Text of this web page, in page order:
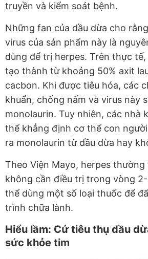
truyền và kiểm soát bệnh.
Những fan của dầu dừa cho
virus của sản phẩm này là
dùng để trị herpes. Trên thực
tạo thành từ khoảng 50% axit
cacbon. Khi được tiêu hóa, các
khuẩn, chống nấm và virus này
monolaurin. Tuy nhiên, các nhà
thể khẳng định cơ thể con
ra monolaurin từ dầu dừa hay
Theo Viện Mayo, herpes
không cần điều trị trong vòng
thể dùng một số loại thuốc để
trình chữa lành.
Hiểu lầm: Cứ tiêu thụ dầu
sức khỏe tim